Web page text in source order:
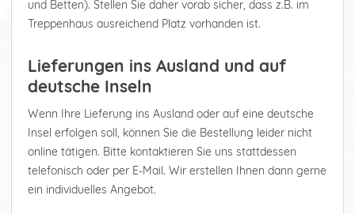
und Betten). Stellen Sie daher vorab sicher, dass z.B. im
Treppenhaus ausreichend Platz vorhanden ist.
Lieferungen ins Ausland und auf
deutsche Inseln
Wenn Ihre Lieferung ins Ausland oder auf eine deutsche
Insel erfolgen soll, können Sie die Bestellung leider nicht
online tätigen. Bitte kontaktieren Sie uns stattdessen
telefonisch oder per E-Mail. Wir erstellen Ihnen dann gerne
ein individuelles Angebot.